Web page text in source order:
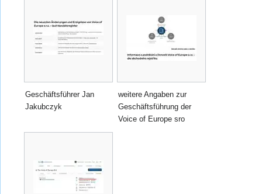
Geschäftsführer Jan
Jakubczyk
weitere Angaben zur
Geschäftsführung der
Voice of Europe sro